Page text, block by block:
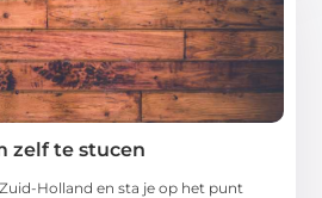
zelf te stucen
Holland en sta je op het punt